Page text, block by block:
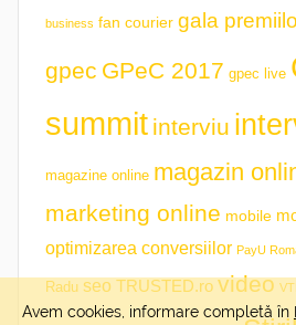
business fan courier gala
gpec GPeC 2017 gpec live
summit interviu
magazine online magazin
marketing online mobile
optimizarea conversiilor PayU
Radu seo TRUSTED.ro video